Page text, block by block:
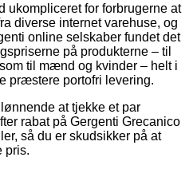
ukompliceret for forbrugerne at
diverse internet varehuse, og
online selskaber fundet det
på produkterne – til
til mænd og kvinder – helt i
præstere portofri levering.
at tjekke et par
rabat på Gergenti Grecanico
så du er skudsikker på at
pris.